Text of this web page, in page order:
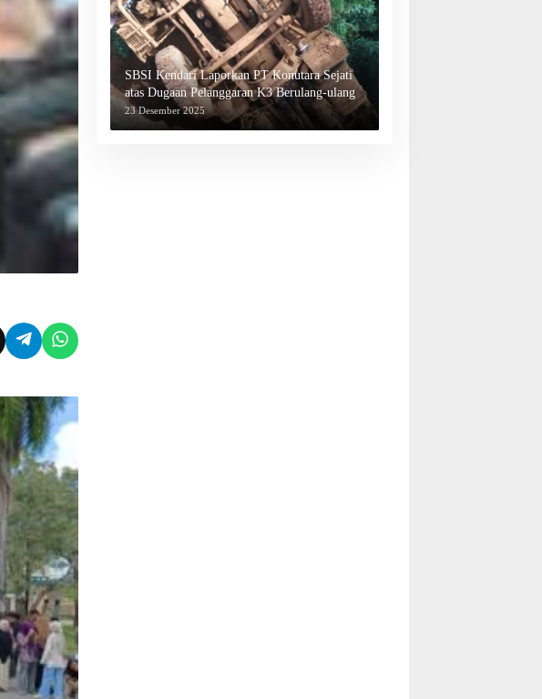
SBSI Kendari Laporkan PT Konutara Sejati
atas Dugaan Pelanggaran K3 Berulang-ulang
23 Desember 2025